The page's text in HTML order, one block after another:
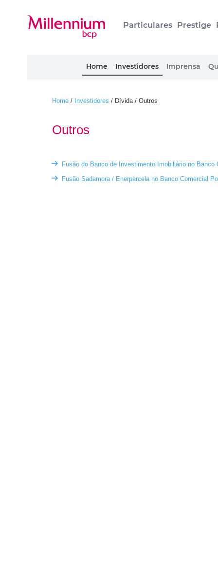
Particulares Prestige
Home Investidores Imprensa
Home / Investidores / Dívida / Outros
Outros
Fusão do Banco de Investimento Imobiliário no Banco
Fusão Sadamora / Enerparcela no Banco Comercial